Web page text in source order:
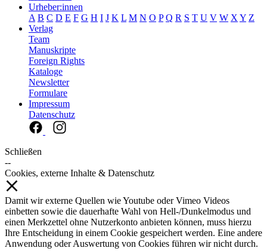
Urheber:innen
A B C D E F G H I J K L M N O P Q R S T U V W X Y Z
Verlag
Team
Manuskripte
Foreign Rights
Kataloge
Newsletter
Formulare
Impressum
Datenschutz
Schließen
--
Cookies, externe Inhalte & Datenschutz
Damit wir externe Quellen wie Youtube oder Vimeo Videos
einbetten sowie die dauerhafte Wahl von Hell-/Dunkelmodus und
einen Merkzettel ohne Nutzerkonto anbieten können, muss hierzu
Ihre Entscheidung in einem Cookie gespeichert werden. Eine andere
Anwendung oder Auswertung von Cookies führen wir nicht durch.